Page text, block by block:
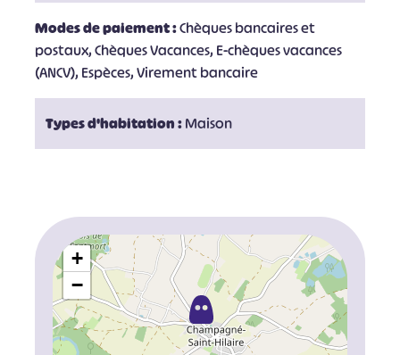
Modes de paiement :Chèques bancaires et
postaux, Chèques Vacances, E-chèques vacances
(ANCV), Espèces, Virement bancaire
Types d'habitation :Maison
+
−